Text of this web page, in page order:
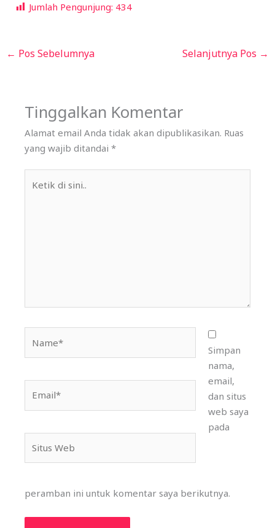
Jumlah Pengunjung: 434
← Pos Sebelumnya Selanjutnya Pos →
Tinggalkan Komentar
Alamat email Anda tidak akan dipublikasikan. Ruas
yang wajib ditandai*
Web
Simpan
nama,
email,
dan situs
web saya
pada
peramban ini untuk komentar saya berikutnya.